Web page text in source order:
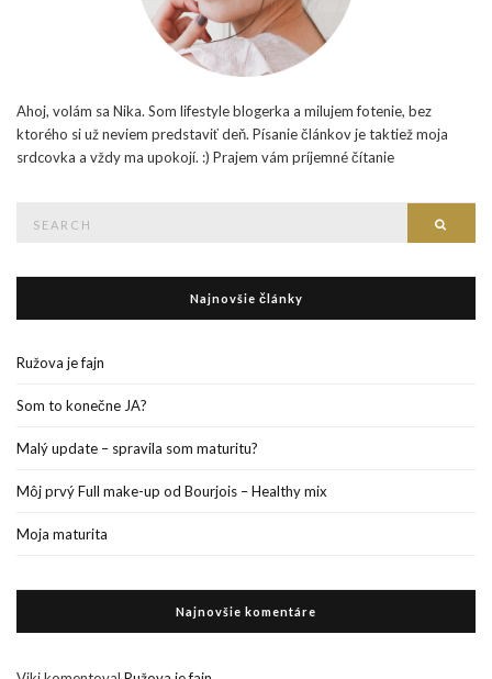
Ahoj, volám sa Nika. Som lifestyle blogerka a milujem fotenie, bez
ktorého si už neviem predstaviť deň. Písanie článkov je taktiež moja
srdcovka a vždy ma upokojí. :) Prajem vám príjemné čítanie
Najnovšie články
Ružova je fajn
Som to konečne JA?
Malý update – spravila som maturitu?
Môj prvý Full make-up od Bourjois – Healthy mix
Moja maturita
Najnovšie komentáre